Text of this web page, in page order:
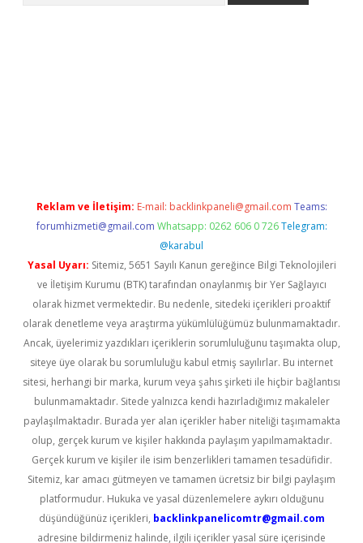
Reklam ve İletişim: E-mail: backlinkpaneli@gmail.com Teams:
forumhizmeti@gmail.com Whatsapp: 0262 606 0 726 Telegram:
@karabul
Yasal Uyarı: Sitemiz, 5651 Sayılı Kanun gereğince Bilgi Teknolojileri
ve İletişim Kurumu (BTK) tarafından onaylanmış bir Yer Sağlayıcı
olarak hizmet vermektedir. Bu nedenle, sitedeki içerikleri proaktif
olarak denetleme veya araştırma yükümlülüğümüz bulunmamaktadır.
Ancak, üyelerimiz yazdıkları içeriklerin sorumluluğunu taşımakta olup,
siteye üye olarak bu sorumluluğu kabul etmiş sayılırlar. Bu internet
sitesi, herhangi bir marka, kurum veya şahıs şirketi ile hiçbir bağlantısı
bulunmamaktadır. Sitede yalnızca kendi hazırladığımız makaleler
paylaşılmaktadır. Burada yer alan içerikler haber niteliği taşımamakta
olup, gerçek kurum ve kişiler hakkında paylaşım yapılmamaktadır.
Gerçek kurum ve kişiler ile isim benzerlikleri tamamen tesadüfidir.
Sitemiz, kar amacı gütmeyen ve tamamen ücretsiz bir bilgi paylaşım
platformudur. Hukuka ve yasal düzenlemelere aykırı olduğunu
düşündüğünüz içerikleri, backlinkpanelicomtr@gmail.com
adresine bildirmeniz halinde, ilgili içerikler yasal süre içerisinde